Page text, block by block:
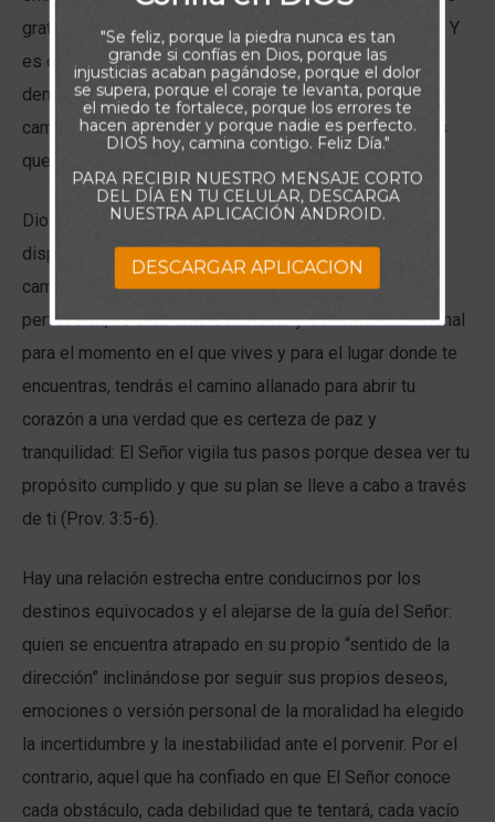
gratificante si conocemos la forma correcta de hacerlo. Y
es que sólo una forma garantiza que los pasos que
demos sean siempre en la dirección acertada, y ella es
caminar de la mano de alguien que conozca los lugares
que vamos a transitar.
Dios es el perfecto guía de servicio completo y a tu
disposición. Nadie puede equivocarse siguiendo los
caminos que Él selecciona. Si consideras que en su
perfección, Te creó amorosamente y de forma intencional
para el momento en el que vives y para el lugar donde te
encuentras, tendrás el camino allanado para abrir tu
corazón a una verdad que es certeza de paz y
tranquilidad: El Señor vigila tus pasos porque desea ver tu
propósito cumplido y que su plan se lleve a cabo a través
de ti (Prov. 3:5-6).
Hay una relación estrecha entre conducirnos por los
destinos equivocados y el alejarse de la guía del Señor:
quien se encuentra atrapado en su propio “sentido de la
dirección” inclinándose por seguir sus propios deseos,
emociones o versión personal de la moralidad ha elegido
la incertidumbre y la inestabilidad ante el porvenir. Por el
contrario, aquel que ha confiado en que El Señor conoce
cada obstáculo, cada debilidad que te tentará, cada vacío
"Se feliz, porque la piedra nunca es tan
grande si confías en Dios, porque las
injusticias acaban pagándose, porque el dolor
se supera, porque el coraje te levanta, porque
el miedo te fortalece, porque los errores te
hacen aprender y porque nadie es perfecto.
DIOS hoy, camina contigo. Feliz Día."
PARA RECIBIR NUESTRO MENSAJE CORTO
DEL DÍA EN TU CELULAR, DESCARGA
NUESTRA APLICACIÓN ANDROID.
DESCARGAR APLICACION